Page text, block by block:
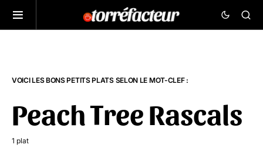
VOICI LES BONS PETITS PLATS SELON LE MOT-CLEF :
Peach Tree Rascals
1 plat